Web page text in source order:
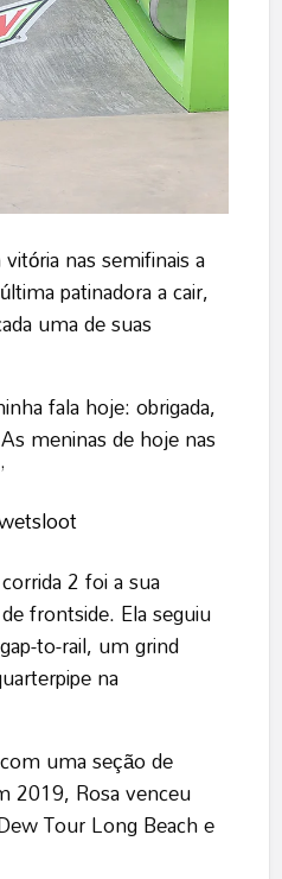
nas semifinais a
patinadora a cair,
uma de suas
fala hoje: obrigada,
meninas de hoje nas
2 foi a sua
frontside. Ela seguiu
to-rail, um grind
na
uma seção de
2019, Rosa venceu
Tour Long Beach e